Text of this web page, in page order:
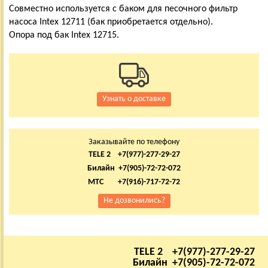
Совместно используется с баком для песочного фильтр
насоса Intex 12711 (бак приобретается отдельно).
Опора под бак Intex 12715.
Узнать о доставке
Заказывайте по телефону
TELE 2 +7(977)-277-29-27
Билайн +7(905)-72-72-072
МТС +7(916)-717-72-72
Не дозвонились?
TELE 2 +7(977)-277-29-27
Билайн +7(905)-72-72-072